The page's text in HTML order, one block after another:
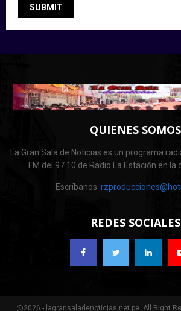
QUIENES SOMOS
La Gran Sala de Noticias es un programa
FM del 97.10 de Radio La Estación en la
Escríbanos:
REDES SOCIALES
@2026 - lagransaladenoticias.net.pe. All Right